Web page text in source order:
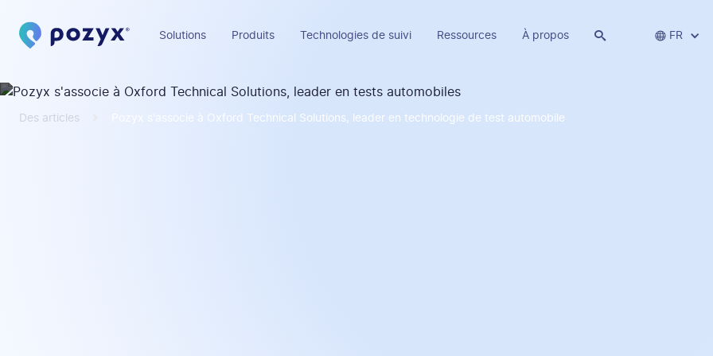
Solutions Produits Technologies de suivi Ressources À propos   FR
Des articles Pozyx s'associe à Oxford Technical Solutions, leader en technologie de test automobile